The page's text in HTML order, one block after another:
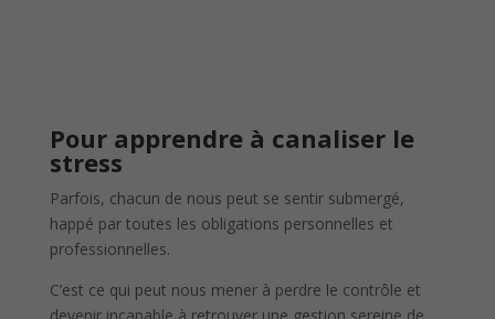
Pour apprendre à canaliser le
stress
Parfois, chacun de nous peut se sentir submergé,
happé par toutes les obligations personnelles et
professionnelles.
C’est ce qui peut nous mener à perdre le contrôle et